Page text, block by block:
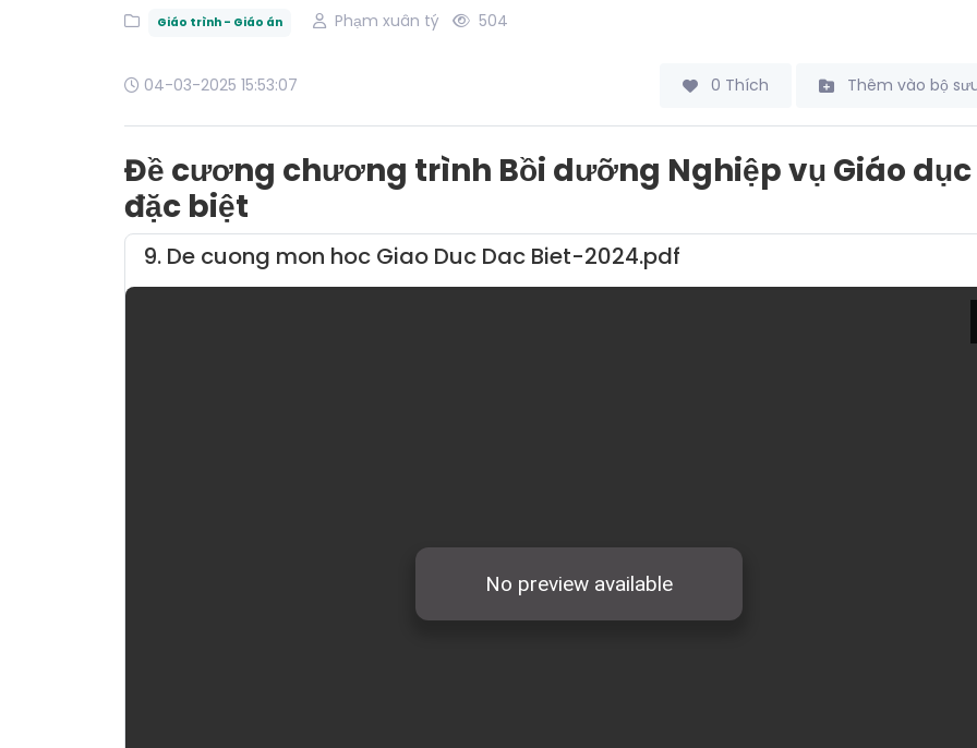
Giáo trình - Giáo án Phạm xuân tý 504
04-03-2025 15:53:07 0 Thích Thêm vào bộ
Đề cương chương trình Bồi dưỡng Nghiệp vụ Giáo dục
đặc biệt
9. De cuong mon hoc Giao Duc Dac Biet-2024.pdf